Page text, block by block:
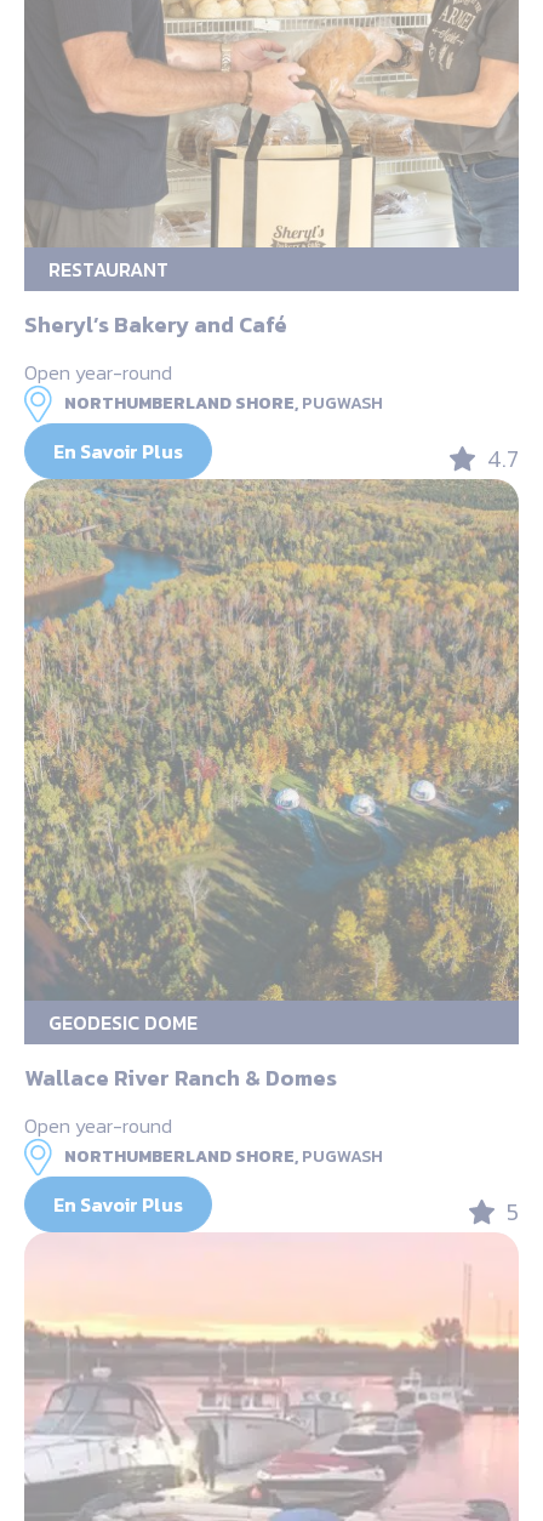
RESTAURANT
Sheryl’s Bakery and Café
Open year-round
NORTHUMBERLAND SHORE,PUGWASH
En Savoir Plus 4.7
GEODESIC DOME
Wallace River Ranch & Domes
Open year-round
NORTHUMBERLAND SHORE,PUGWASH
En Savoir Plus 5